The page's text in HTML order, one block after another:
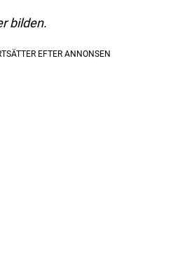
bilden.